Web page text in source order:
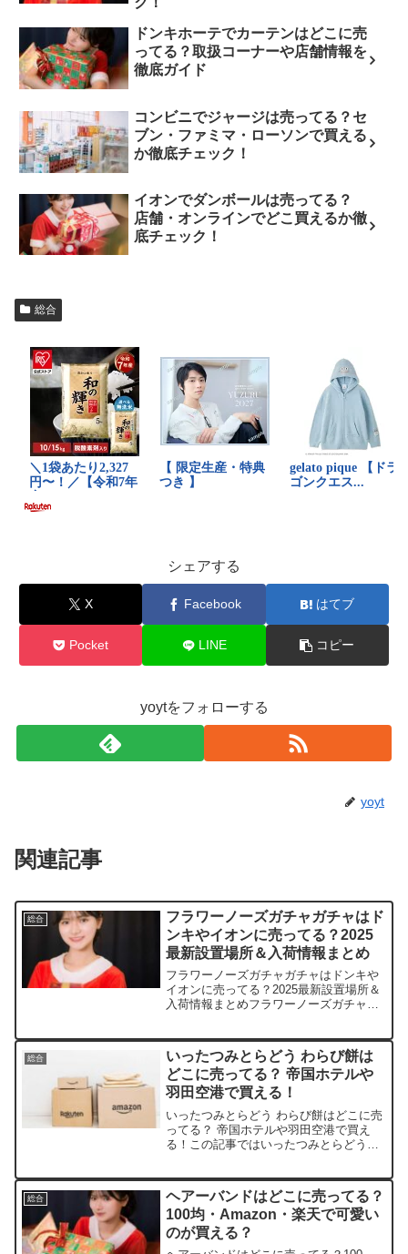
ドンキホーテでカーテンはどこに売
ってる？取扱コーナーや店舗情報を
徹底ガイド
コンビニでジャージは売ってる？セ
ブン・ファミマ・ローソンで買える
か徹底チェック！
イオンでダンボールは売ってる？
店舗・オンラインでどこ買えるか徹
底チェック！
総合
シェアする
X Facebook はてブ
Pocket LINE コピー
yoytをフォローする
yoyt
関連記事
総合
フラワーノーズガチャガチャはド
ンキやイオンに売ってる？2025
最新設置場所＆入荷情報まとめ
フラワーノーズガチャガチャはドンキや
イオンに売ってる？2025最新設置場所＆
入荷情報まとめフラワーノーズガチャガ
の値段、安く買えるスポットをサクッと
紹介します。きっと...
総合
いったつみとらどう わらび餅は
どこに売ってる？ 帝国ホテルや
羽田空港で買える！
いったつみとらどう わらび餅はどこに売
ってる？ 帝国ホテルや羽田空港で買え
る！この記事ではいったつみとらどうの
介します。販売店価格目安備考楽天市場
約2,300円〜公式ま...
総合
ヘアーバンドはどこに売ってる？
100均・Amazon・楽天で可愛い
のが買える？